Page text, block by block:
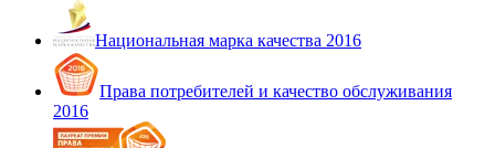
Национальная марка качества 2016
Права потребителей и качество обслуживания
2016